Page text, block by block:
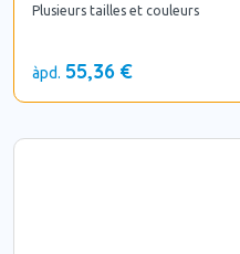
Plusieurs tailles et couleurs
àpd. 55,36 €